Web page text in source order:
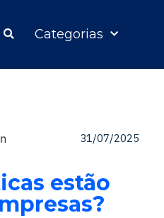
Categorias
31/07/2025
estão